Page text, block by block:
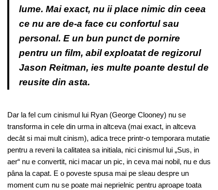
lume. Mai exact, nu ii place nimic din ceea
ce nu are de-a face cu confortul sau
personal. E un bun punct de pornire
pentru un film, abil exploatat de regizorul
Jason Reitman, ies multe poante destul de
reusite din asta.
Dar la fel cum cinismul lui Ryan (George Clooney) nu se
transforma in cele din urma in altceva (mai exact, in altceva
decât si mai mult cinism), adica trece printr-o temporara mutatie
pentru a reveni la calitatea sa initiala, nici cinismul lui „Sus, in
aer“ nu e convertit, nici macar un pic, in ceva mai nobil, nu e dus
pâna la capat. E o poveste spusa mai pe sleau despre un
moment cum nu se poate mai neprielnic pentru aproape toata